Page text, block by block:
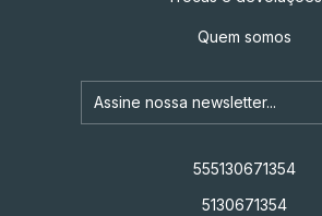
Quem somos
555130671354
5130671354